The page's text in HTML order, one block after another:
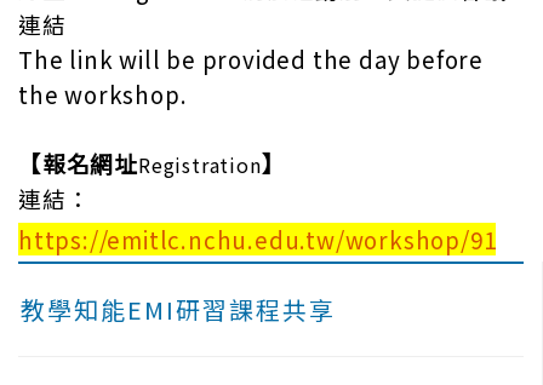
教學知能EMI研習課程共享
連結
The link will be provided the day before
the workshop.
【報名網址Registration】
連結：
https://emitlc.nchu.edu.tw/workshop/91